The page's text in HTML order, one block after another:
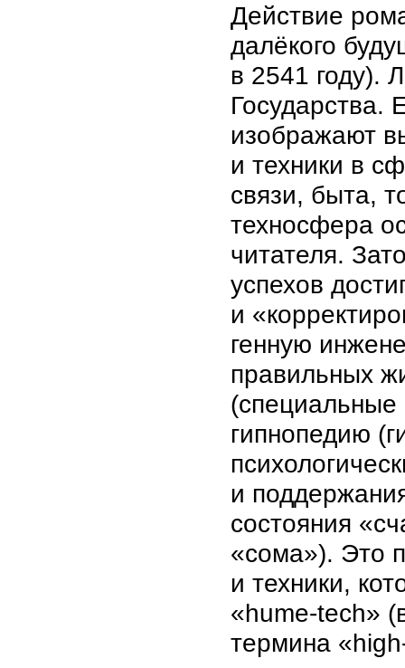
Действие
далёкого
в 2541 году).
Государства.
изображают
и техники в
связи, быта,
техносфера
читателя.
успехов
и
генную
правильных
(специальные
гипнопедию
и
состояния
«сома»). Это
и техники,
«hume-tech»
термина